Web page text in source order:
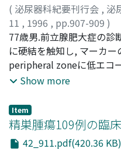
( 泌尿器科紀要刊行会 , 泌
11 , 1996 , pp.907-909 )
加藤, 雄一;中田, 誠司;佐
KATO, Yuichi;NAKATA,
Takuji;SHIMIZU,
77歳男.前立腺肥大症の診
に硬結を触知し, マーカ
peripheral zoneに低エコ
腺癌, 骨盤MRIで精嚢への
と診断した.現在, CMAと
法を施行中である
Show more
Item
精巣腫瘍109例の臨
42_911.pdf(420.36 KB)